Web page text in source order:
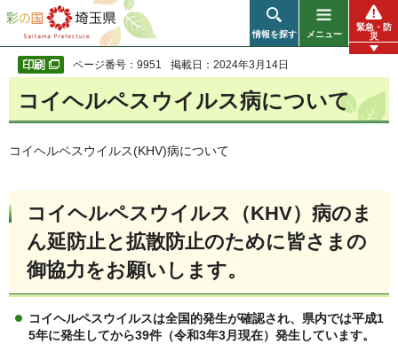
彩の国 埼玉県
情報を探す メニュー
緊急・防
災
ページ番号：9951 掲載日：2024年3月14日
コイヘルペスウイルス病について
コイヘルペスウイルス(KHV)病について
コイヘルペスウイルス（KHV）病のま
ん延防止と拡散防止のために皆さまの
御協力をお願いします。
コイヘルペスウイルスは全国的発生が確認され、県内では平成1
5年に発生してから39件（令和3年3月現在）発生しています。